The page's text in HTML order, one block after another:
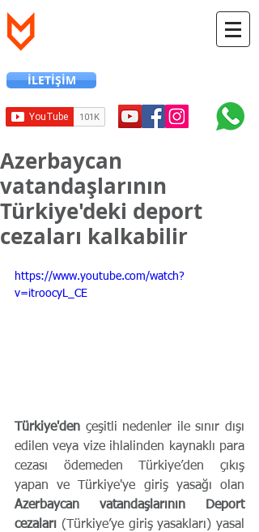
İLETİŞİM
Azerbaycan
vatandaşlarının
Türkiye'deki deport
cezaları kalkabilir
https://www.youtube.com/watch?
v=itroocyL_CE
Türkiye'den çeşitli nedenler ile sınır dışı
edilen veya vize ihlalinden kaynaklı para
cezası ödemeden Türkiye’den çıkış
Azerbaycan vatandaşlarının Deport
cezaları (Türkiye’ye giriş yasakları) yasal